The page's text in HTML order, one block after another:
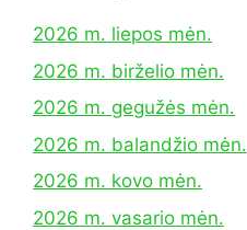
2026 m. liepos mėn.
2026 m. birželio mėn.
2026 m. gegužės mėn.
2026 m. balandžio mėn.
2026 m. kovo mėn.
2026 m. vasario mėn.